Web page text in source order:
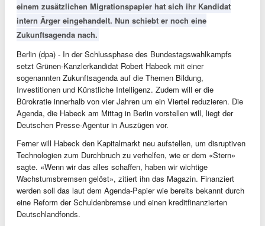
einem zusätzlichen Migrationspapier hat sich ihr Kandidat
intern Ärger eingehandelt. Nun schiebt er noch eine
Zukunftsagenda nach.
Berlin (dpa) - In der Schlussphase des Bundestagswahlkampfs
setzt Grünen-Kanzlerkandidat Robert Habeck mit einer
sogenannten Zukunftsagenda auf die Themen Bildung,
Investitionen und Künstliche Intelligenz. Zudem will er die
Bürokratie innerhalb von vier Jahren um ein Viertel reduzieren. Die
Agenda, die Habeck am Mittag in Berlin vorstellen will, liegt der
Deutschen Presse-Agentur in Auszügen vor.
Ferner will Habeck den Kapitalmarkt neu aufstellen, um disruptiven
Technologien zum Durchbruch zu verhelfen, wie er dem «Stern»
sagte. «Wenn wir das alles schaffen, haben wir wichtige
Wachstumsbremsen gelöst», zitiert ihn das Magazin. Finanziert
werden soll das laut dem Agenda-Papier wie bereits bekannt durch
eine Reform der Schuldenbremse und einen kreditfinanzierten
Deutschlandfonds.